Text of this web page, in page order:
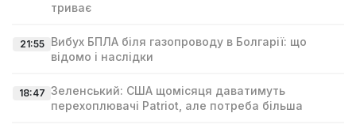
триває
21:55
Вибух БПЛА біля газопроводу в Болгарії: що
відомо і наслідки
18:47 Зеленський: США щомісяця даватимуть
перехоплювачі Patriot, але потреба більша